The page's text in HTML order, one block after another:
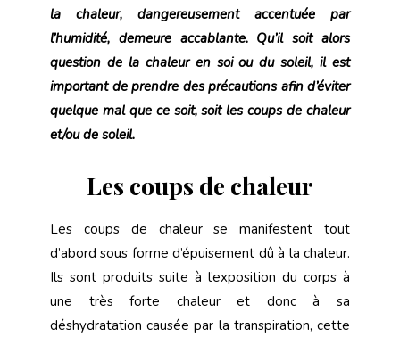
la chaleur, dangereusement accentuée par
l’humidité, demeure accablante. Qu’il soit alors
question de la chaleur en soi ou du soleil, il est
important de prendre des précautions afin d’éviter
quelque mal que ce soit, soit les coups de chaleur
et/ou de soleil.
Les coups de chaleur
Les coups de chaleur se manifestent tout
d’abord sous forme d’épuisement dû à la chaleur.
Ils sont produits suite à l’exposition du corps à
une très forte chaleur et donc à sa
déshydratation causée par la transpiration, cette